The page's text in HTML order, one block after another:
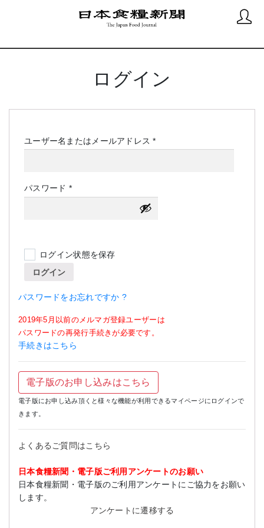
ログイン
ユーザー名またはメールアドレス*必
パスワード *必
須
ログイン状態を保存
ログイン
パスワードをお忘れですか ?
2019年5月以前のメルマガ登録ユーザーは
パスワードの再発行手続きが必要です。
手続きはこちら
電子版のお申し込みはこちら
電子版にお申し込み頂くと様々な機能が利用できるマイページにログインで
きます。
よくあるご質問はこちら
日本食糧新聞・電子版ご利用アンケートのお願い
日本食糧新聞・電子版のご利用アンケートにご協力をお願い
します。
アンケートに遷移する